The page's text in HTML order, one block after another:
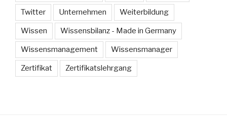
Twitter Unternehmen Weiterbildung
Wissen Wissensbilanz - Made in Germany
Wissensmanagement Wissensmanager
Zertifikat Zertifikatslehrgang